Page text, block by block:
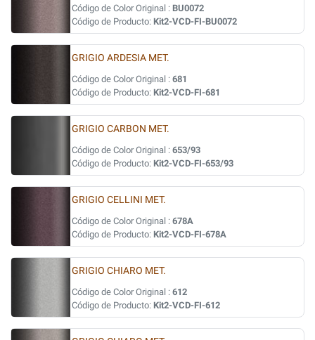
Código de Color Original : BU0072
Código de Producto: Kit2-VCD-FI-BU0072
GRIGIO ARDESIA MET.
Código de Color Original : 681
Código de Producto: Kit2-VCD-FI-681
GRIGIO CARBON MET.
Código de Color Original : 653/93
Código de Producto: Kit2-VCD-FI-653/93
GRIGIO CELLINI MET.
Código de Color Original : 678A
Código de Producto: Kit2-VCD-FI-678A
GRIGIO CHIARO MET.
Código de Color Original : 612
Código de Producto: Kit2-VCD-FI-612